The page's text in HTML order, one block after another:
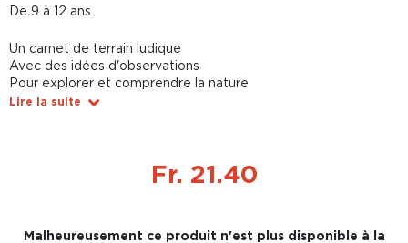
De 9 à 12 ans
Un carnet de terrain ludique
Avec des idées d'observations
Pour explorer et comprendre la nature
Lire la suite
Fr. 21.40
Malheureusement ce produit n'est plus disponible à la